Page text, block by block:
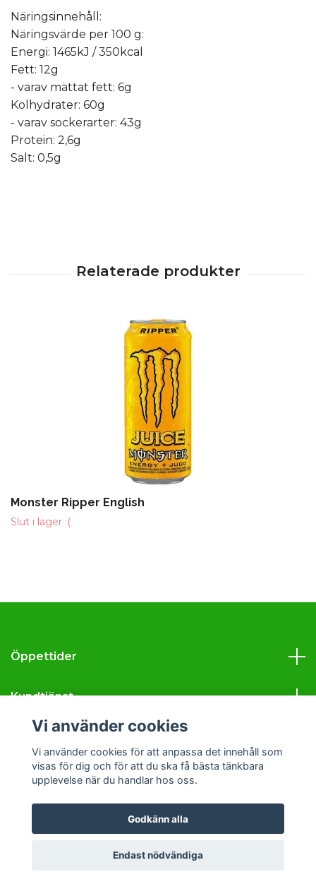
Näringsinnehåll:
Näringsvärde per 100 g:
Energi: 1465kJ / 350kcal
Fett: 12g
- varav mättat fett: 6g
Kolhydrater: 60g
- varav sockerarter: 43g
Protein: 2,6g
Salt: 0,5g
Monster Ripper English
Slut i lager :(
Öppettider
Kundtjänst
Läs mer
Sociala medier
© 2026 Svava Tobak
Vi använder cookies
Vi använder cookies för att anpassa det innehåll som
visas för dig och för att du ska få bästa tänkbara
upplevelse när du handlar hos oss.
Godkänn alla
Endast nödvändiga